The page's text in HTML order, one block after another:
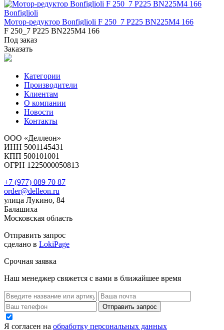
Bonfiglioli
Мотор-редуктор Bonfiglioli F 250_7 P225 BN225M4 166
F 250_7 P225 BN225M4 166
Под заказ
Заказать
Категории
Производители
Клиентам
О компании
Новости
Контакты
ООО «Деллеон»
ИНН 5001145431
КПП 500101001
ОГРН 1225000050813
+7 (977) 089 70 87
order@delleon.ru
улица Лукино, 84
Балашиха
Московская область
Отправить запрос
сделано в LokiPage
Срочная заявка
Наш менеджер свяжется с вами в ближайшее время
Я согласен на обработку персональных данных